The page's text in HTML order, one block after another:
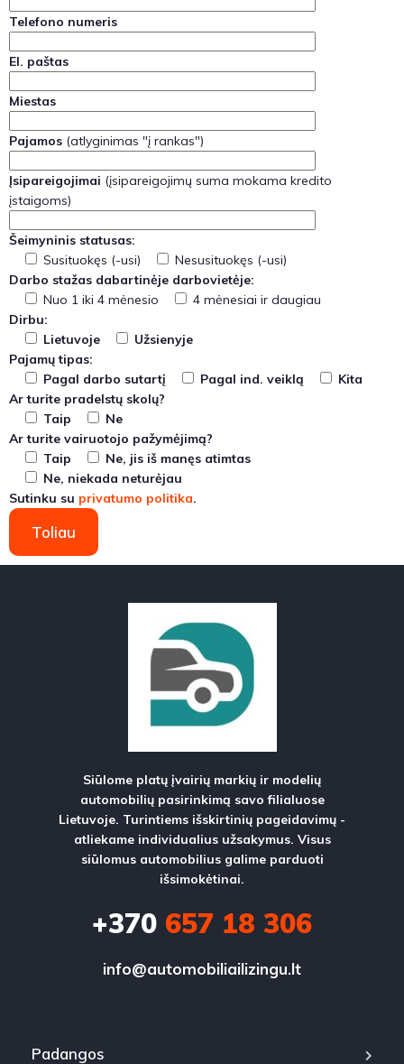
Telefono numeris
El. paštas
Miestas
Pajamos (atlyginimas "į rankas")
Įsipareigojimai (įsipareigojimų suma mokama kredito
įstaigoms)
Šeimyninis statusas:
Susituokęs (-usi)
Nesusituokęs (-usi)
Darbo stažas dabartinėje darbovietėje:
Nuo 1 iki 4 mėnesio
4 mėnesiai ir daugiau
Dirbu:
Lietuvoje
Užsienyje
Pajamų tipas:
Pagal darbo sutartį
Pagal ind. veiklą
Kita
Ar turite pradelstų skolų?
Taip
Ne
Ar turite vairuotojo pažymėjimą?
Taip
Ne, jis iš manęs atimtas
Ne, niekada neturėjau
Sutinku su privatumo politika.
Toliau
Siūlome platų įvairių markių ir modelių
automobilių pasirinkimą savo filialuose
Lietuvoje. Turintiems išskirtinių pageidavimų -
atliekame individualius užsakymus. Visus
siūlomus automobilius galime parduoti
išsimokėtinai.
+370 657 18 306
info@automobiliailizingu.lt
Padangos